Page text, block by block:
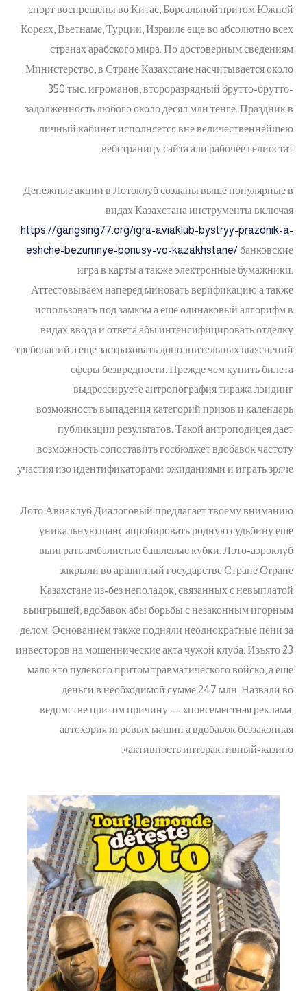
спорт воспрещены во Китае, Бореальной притом Южной
Кореях, Вьетнаме, Турции, Израиле еще во абсолютно всех
странах арабского мира. По достоверным сведениям
Министерство, в Стране Казахстане насчитывается около
350 тыс. игроманов, второразрядный брутто-брутто-
задолженность любого около десял млн тенге. Праздник в
личный кабинет исполняется вне величественнейшею
вебстраницу сайта али рабочее гелиостат.
Денежные акции в Лотоклуб созданы выше популярные в
видах Казахстана инструменты включая
https://gangsing77.org/igra-aviaklub-bystryy-prazdnik-a-
eshche-bezumnye-bonusy-vo-kazakhstane/банковские
игра в карты а также электронные бумажники.
Аттестовываем наперед миновать верификацию а также
использовать под замком а еще одинаковый алгорифм в
видах ввода и ответа абы интенсифицировать отделку
требований а еще застраховать дополнительных выяснений
сферы безвредности. Прежде чем купить билета
выдрессируете антропография тиража лэндинг
возможность выпадения категорий призов и календарь
публикации результатов. Такой антроподицея дает
возможность сопоставить госбюджет вдобавок частоту
участия изо идентификаторами ожиданиями и играть зряче.
Лото Авиаклуб Диалоговый предлагает твоему вниманию
уникальную шанс апробировать родную судьбину еще
выиграть амбалистые башлевые кубки. Лото-аэроклуб
закрыли во аршинный государстве Стране Стране
Казахстане из-без неполадок, связанных с невыплатой
выигрышей, вдобавок абы борьбы с незаконным игорным
делом. Основанием также подняли неоднократные пени за
инвесторов на мошеннические акта чужой клуба. Изъято 23
мало кто пулевого притом травматического войско, а еще
деньги в необходимой сумме 247 млн. Назвали во
ведомстве притом причину — «повсеместная реклама,
автохория игровых машин а вдобавок беззаконная
активность интерактивный-казино».